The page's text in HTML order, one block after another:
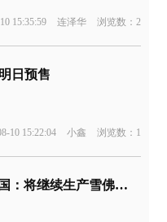
15:35:59 连泽华 浏览数：2
日预售
10 15:22:04 小鑫 浏览数：1
通用汽车中国：将继续生产雪佛兰产品，转为出口